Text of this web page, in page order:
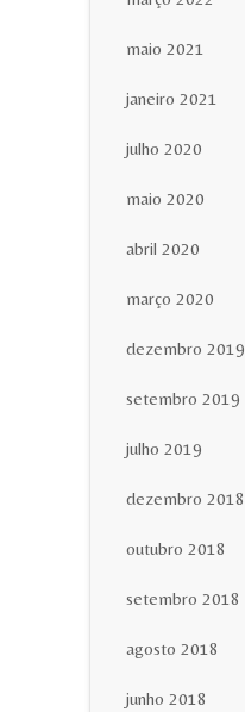
maio 2021
janeiro 2021
julho 2020
maio 2020
abril 2020
março 2020
dezembro 2019
setembro 2019
julho 2019
dezembro 2018
outubro 2018
setembro 2018
agosto 2018
junho 2018